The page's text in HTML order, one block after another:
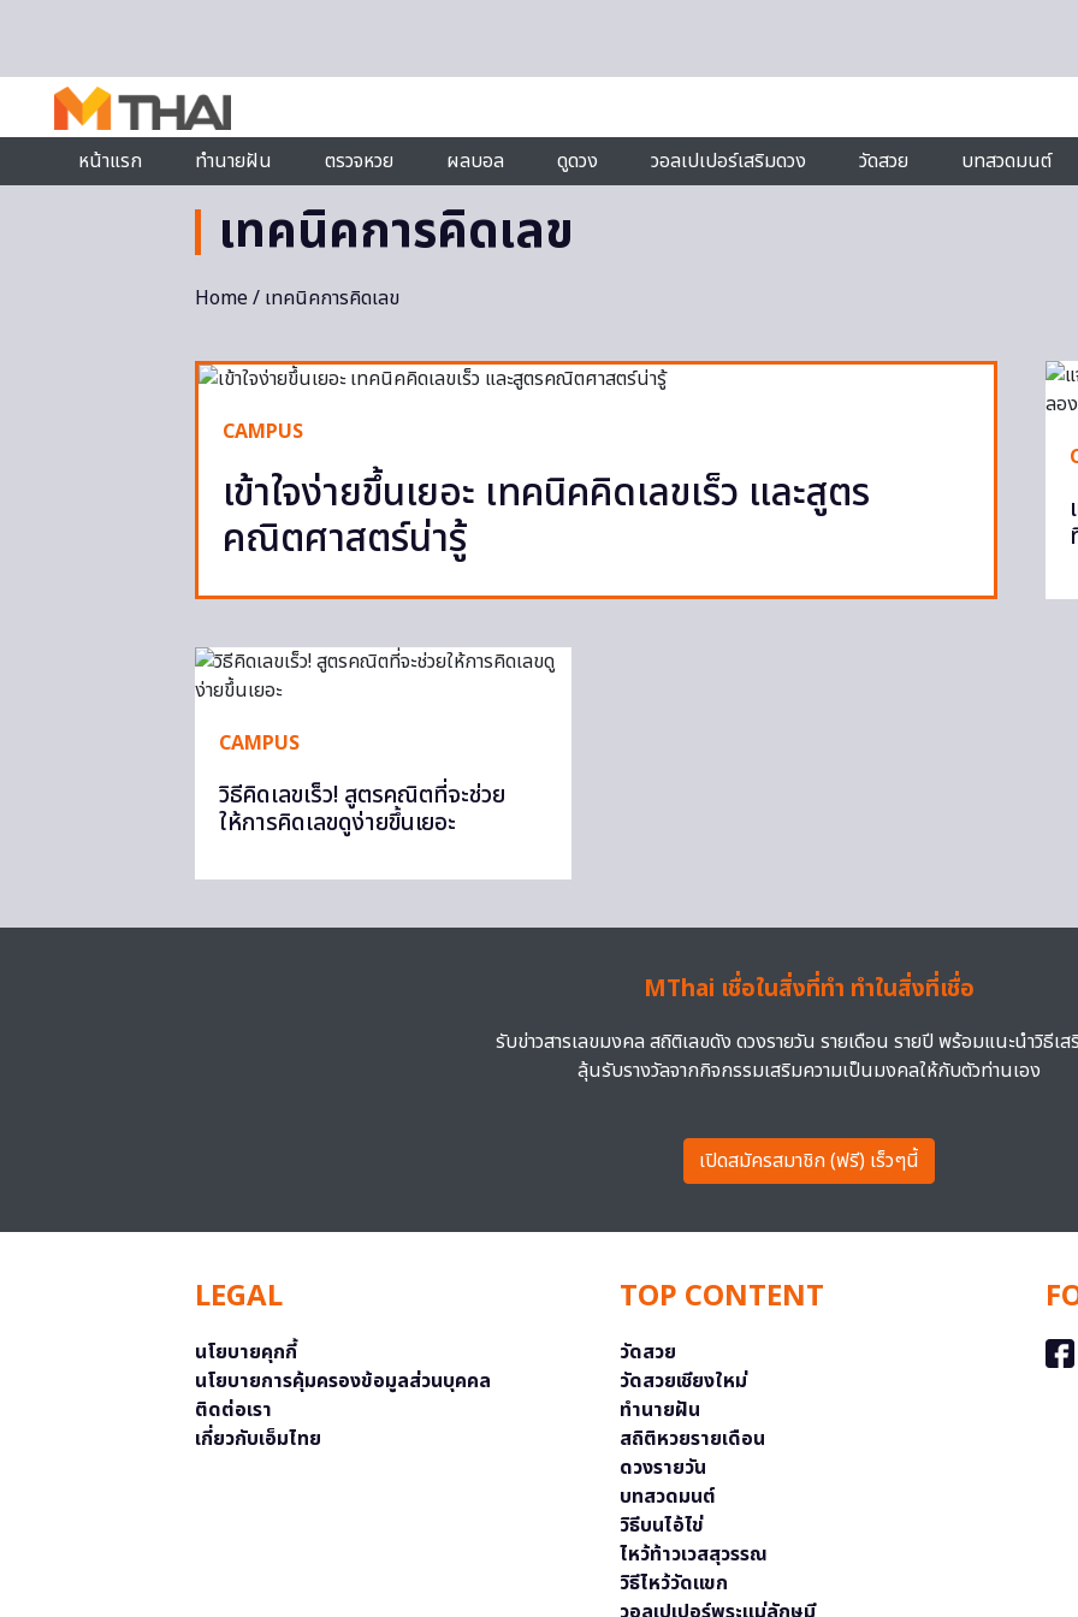
หน้าแรก
ทำนายฝัน ตรวจหวย ผลบอล ดูดวง วอลเปเปอร์เสริมดวง วัดสวย บทสวดมนต์
เทคนิคการคิดเลข
Home/ เทคนิคการคิดเลข
CAMPUS
เข้าใจง่ายขึ้นเยอะ เทคนิคคิดเลขเร็ว และสูตร
คณิตศาสตร์น่ารู้
CAMPUS
วิธีคิดเลขเร็ว! สูตรคณิตที่จะช่วย
ให้การคิดเลขดูง่ายขึ้นเยอะ
MThai เชื่อในสิ่งที่ทำ ทำในสิ่งที่เชื่อ
รับข่าวสารเลขมงคล สถิติเลขดัง ดวงรายวัน รายเดือน รายปี พร้อมแนะนำวิธีเส
ลุ้นรับรางวัลจากกิจกรรมเสริมความเป็นมงคลให้กับตัวท่านเอง
เปิดสมัครสมาชิก (ฟรี) เร็วๆนี้
LEGAL
นโยบายคุกกี้
นโยบายการคุ้มครองข้อมูลส่วนบุคคล
ติดต่อเรา
เกี่ยวกับเอ็มไทย
TOP CONTENT
วัดสวย
วัดสวยเชียงใหม่
ทำนายฝัน
สถิติหวยรายเดือน
ดวงรายวัน
บทสวดมนต์
วิธีบนไอ้ไข่
ไหว้ท้าวเวสสุวรรณ
วิธีไหว้วัดแขก